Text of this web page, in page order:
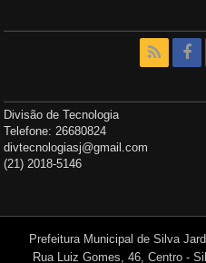
Divisão de Tecnologia
Telefone: 26680824
divtecnologiasj@gmail.com
(21) 2018-5146
Prefeitura Municipal de Silva
Rua Luiz Gomes, 46, Centro -